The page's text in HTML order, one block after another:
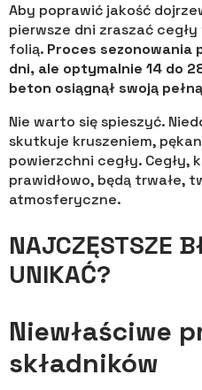
Aby poprawić jakość
pierwsze dni zraszać
folią. Proces sezonowania
dni, ale optymalnie 14 do
beton osiągnął swoją
Nie warto się spieszyć.
skutkuje kruszeniem,
powierzchni cegły. Cegły,
prawidłowo, będą trwałe,
atmosferyczne.
NAJCZĘSTSZE
UNIKAĆ?
Niewłaściwe
składników